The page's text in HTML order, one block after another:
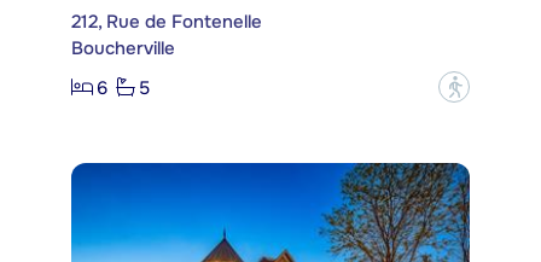
212, Rue de Fontenelle
Boucherville
6
5 ?